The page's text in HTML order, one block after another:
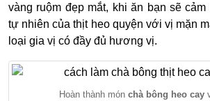
vàng ruộm đẹp mắt, khi ăn bạn sẽ
tự nhiên của thịt heo quyện với vị mặn
loại gia vị có đầy đủ hương vị.
Hoàn thành món chà bông heo cay